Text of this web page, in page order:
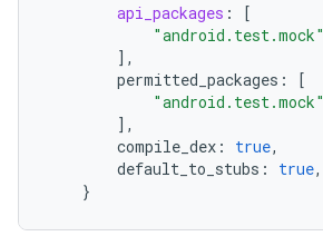
api_packages :
[
"android.test.mock"
] ,
permitted_packages :
[
"android.test.mock"
] ,
compile_dex : true,
default_to_stubs : true,
}